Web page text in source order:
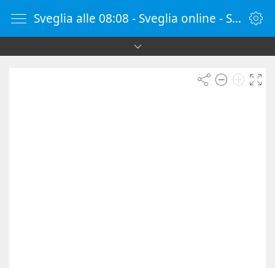
Sveglia alle 08:08 - Sveglia online - SvegliaOnline.it